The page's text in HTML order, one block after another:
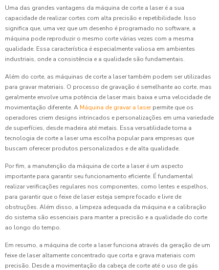
Uma das grandes vantagens da máquina de corte a laser é a sua
capacidade de realizar cortes com alta precisão e repetibilidade. Isso
significa que, uma vez que um desenho é programado no software, a
máquina pode reproduzir o mesmo corte várias vezes com a mesma
qualidade. Essa característica é especialmente valiosa em ambientes
industriais, onde a consistência e a qualidade são fundamentais.
Além do corte, as máquinas de corte a laser também podem ser utilizadas
para gravar materiais. O processo de gravação é semelhante ao corte, mas
geralmente envolve uma potência de laser mais baixa e uma velocidade de
movimentação diferente. A Máquina de gravar a laserpermite que os
operadores criem designs intrincados e personalizações em uma variedade
de superfícies, desde madeira até metais. Essa versatilidade torna a
tecnologia de corte a laser uma escolha popular para empresas que
buscam oferecer produtos personalizados e de alta qualidade.
Por fim, a manutenção da máquina de corte a laser é um aspecto
importante para garantir seu funcionamento eficiente. É fundamental
realizar verificações regulares nos componentes, como lentes e espelhos,
para garantir que o feixe de laser esteja sempre focado e livre de
obstruções. Além disso, a limpeza adequada da máquina e a calibração
do sistema são essenciais para manter a precisão e a qualidade do corte
ao longo do tempo.
Em resumo, a máquina de corte a laser funciona através da geração de um
feixe de laser altamente concentrado que corta e grava materiais com
precisão. Desde a movimentação da cabeça de corte até o uso de gás